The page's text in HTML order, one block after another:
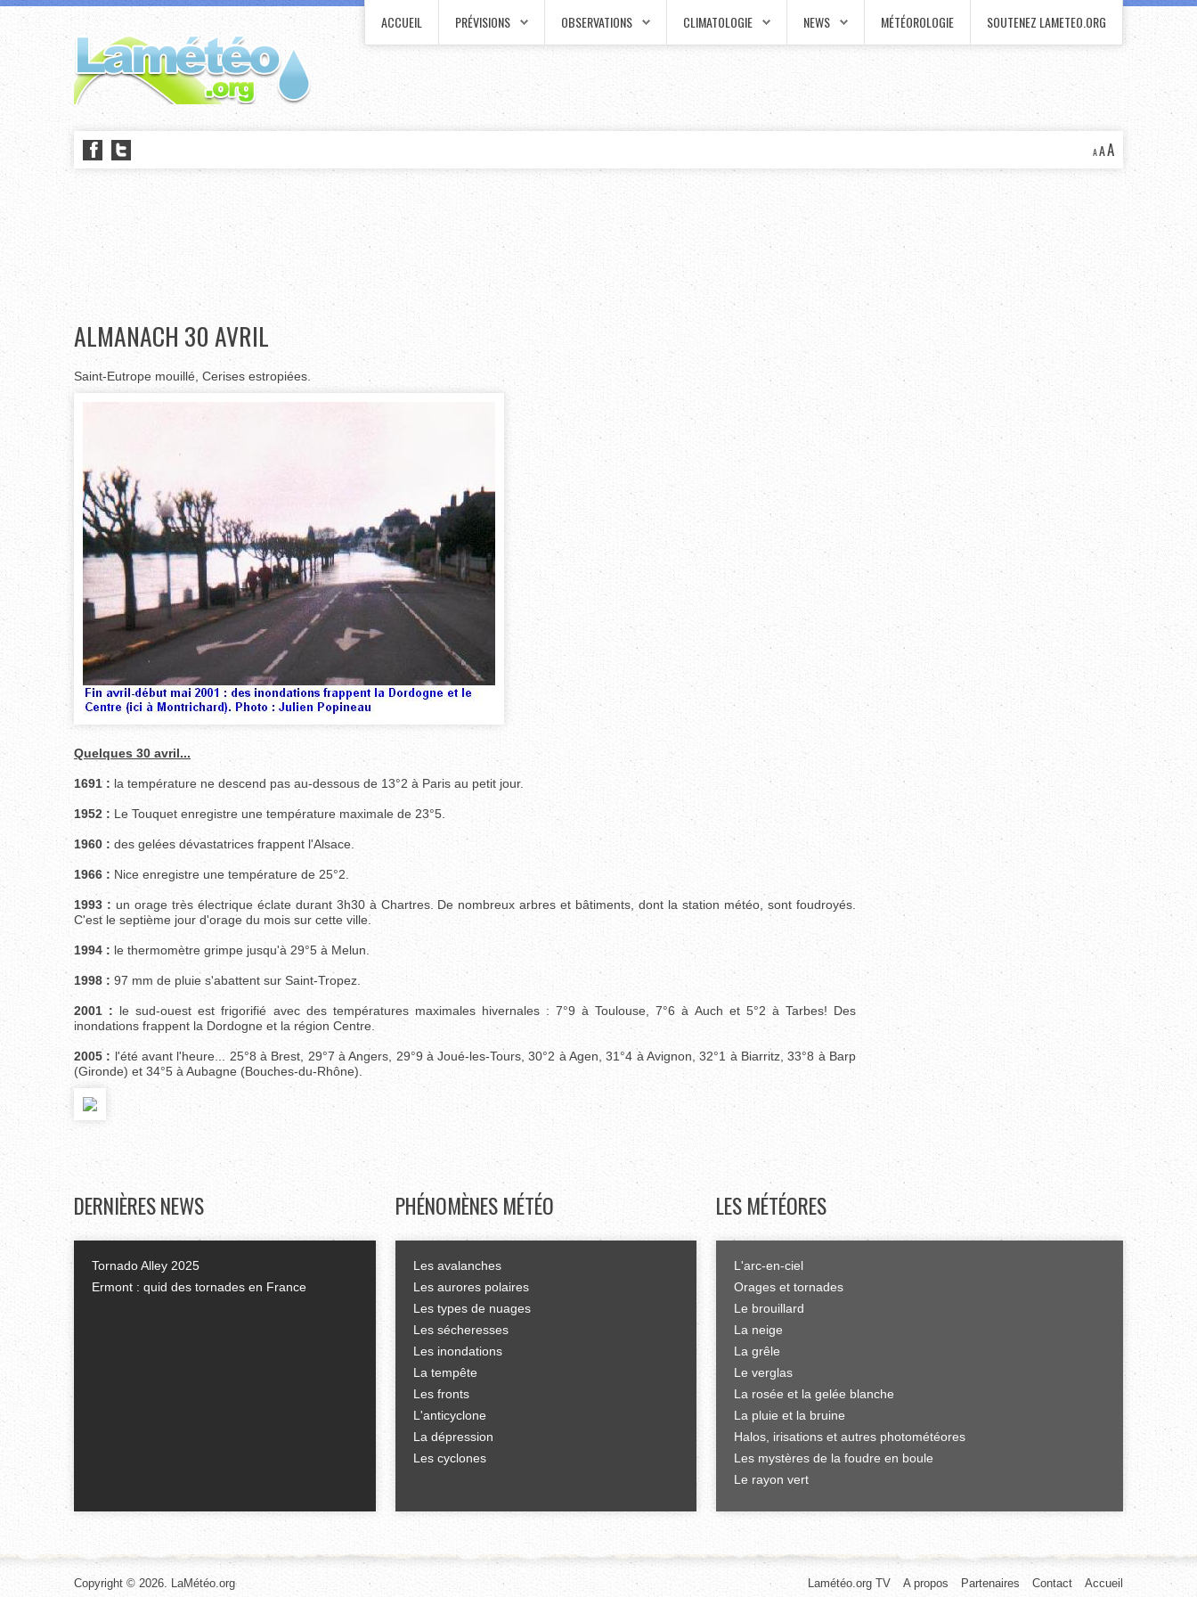
ACCUEIL PRÉVISIONS OBSERVATIONS CLIMATOLOGIE NEWS MÉTÉOROLOGIE SOUTENEZ LAMETEO.ORG
AAA
ALMANACH 30 AVRIL
Saint-Eutrope mouillé, Cerises estropiées.
Quelques 30 avril...
1691 : la température ne descend pas au-dessous de 13°2 à Paris au petit jour.
1952 : Le Touquet enregistre une température maximale de 23°5.
1960 : des gelées dévastatrices frappent l'Alsace.
1966 : Nice enregistre une température de 25°2.
1993 : un orage très électrique éclate durant 3h30 à Chartres. De nombreux arbres et bâtiments, dont la station météo, sont foudroyés.
C'est le septième jour d'orage du mois sur cette ville.
1994 : le thermomètre grimpe jusqu'à 29°5 à Melun.
1998 : 97 mm de pluie s'abattent sur Saint-Tropez.
2001 : le sud-ouest est frigorifié avec des températures maximales hivernales : 7°9 à Toulouse, 7°6 à Auch et 5°2 à Tarbes! Des
inondations frappent la Dordogne et la région Centre.
2005 : l'été avant l'heure... 25°8 à Brest, 29°7 à Angers, 29°9 à Joué-les-Tours, 30°2 à Agen, 31°4 à Avignon, 32°1 à Biarritz, 33°8 à Barp
(Gironde) et 34°5 à Aubagne (Bouches-du-Rhône).
DERNIÈRESNEWS
Tornado Alley 2025
Ermont : quid des tornades en France
PHÉNOMÈNES MÉTÉO
Les avalanches
Les aurores polaires
Les types de nuages
Les sécheresses
Les inondations
La tempête
Les fronts
L'anticyclone
La dépression
Les cyclones
LES MÉTÉORES
L'arc-en-ciel
Orages et tornades
Le brouillard
La neige
La grêle
Le verglas
La rosée et la gelée blanche
La pluie et la bruine
Halos, irisations et autres photométéores
Les mystères de la foudre en boule
Le rayon vert
Copyright © 2026. LaMétéo.org Accueil
Contact
Partenaires
A propos
Lamétéo.org TV